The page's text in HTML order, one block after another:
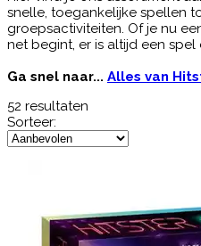
snelle, toegankelijke spellen
groepsactiviteiten. Of je nu
net begint, er is altijd een
Ga snel naar... Alles van
52 resultaten
Sorteer: